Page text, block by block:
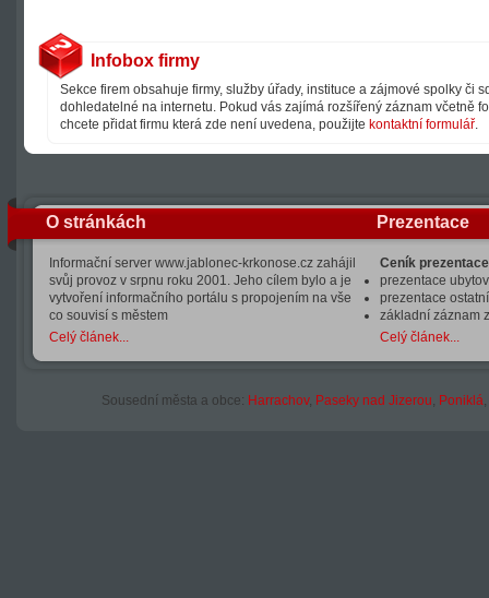
Infobox firmy
Sekce firem obsahuje firmy, služby úřady, instituce a zájmové spolky či
dohledatelné na internetu. Pokud vás zajímá rozšířený záznam včetně
chcete přidat firmu která zde není uvedena, použijte kontaktní formulář.
O stránkách
Informační server www.jablonec-krkonose.cz zahájil
svůj provoz v srpnu roku 2001. Jeho cílem bylo a je
vytvoření informačního portálu s propojením na vše
co souvisí s městem
Celý článek...
Prezentace
Ceník
prezentace
prezentace
základní záznam
Celý článek...
Sousední města a obce: Harrachov, Paseky nad Jizerou, Poniklá,